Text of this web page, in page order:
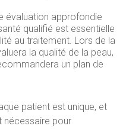
évaluation approfondie
qualifié est essentielle
au traitement. Lors de la
la qualité de la peau,
un plan de
patient est unique, et
nécessaire pour